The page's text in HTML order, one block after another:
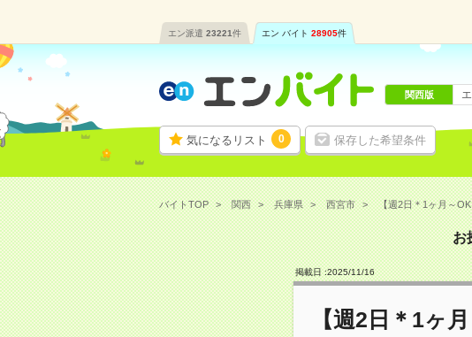
エン派遣 23221件 エン バイト 28905件
気になるリスト 0 保存した希望条件
関西版
バイトTOP 関西 兵庫県 西宮市 【週2日＊1ヶ月～
お
掲載日 :2025/11/16
【週2日＊1ヶ